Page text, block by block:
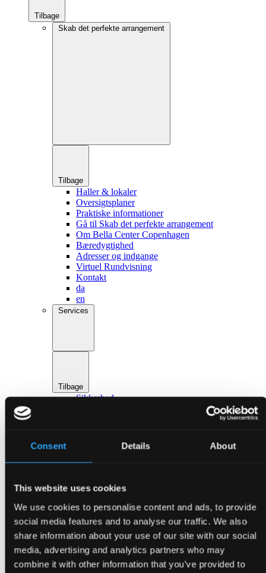
Consent Details About
This website uses cookies
We use cookies to personalise content and ads, to provide
social media features and to analyse our traffic. We also
share information about your use of our site with our social
media, advertising and analytics partners who may
combine it with other information that you’ve provided to
Tilbage
Skab det perfekte arrangement
Tilbage
Haller & lokaler
Oversigtsplaner
Praktiske informationer
Gå til Skab det perfekte arrangement
Om Bella Center Copenhagen
Bæredygtighed
Adresser og indgange
Virtuel Rundvisning
Kontakt
da
en
Services
Tilbage
Sikkerhed
Hoteller & overnatning
Transport & parkering
Gå til Services
Bæredygtighed
Adresser og indgange
Virtuel Rundvisning
Kontakt
da
en
Arrangementer